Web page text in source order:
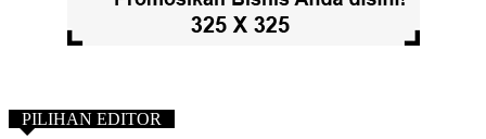
PILIHAN EDITOR